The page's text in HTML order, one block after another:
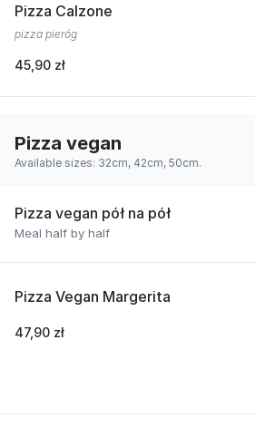
Pizza Calzone
pizza pieróg
45,90 zł
Pizza vegan
Available sizes: 32cm, 42cm, 50cm.
Pizza vegan pół na pół
Meal half by half
Pizza Vegan Margerita
47,90 zł